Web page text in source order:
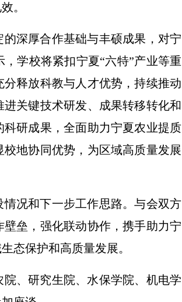
。
深厚合作基础与丰硕成果，对宁
学校将紧扣宁夏“六特”产业等重
释放科教与人才优势，持续推动
关键技术研发、成果转移转化和
研成果，全面助力宁夏农业提质
地协同优势，为区域高质量发展
况和下一步工作思路。与会双方
垒，强化联动协作，携手助力宁
态保护和高质量发展。
、研究生院、水保学院、机电学